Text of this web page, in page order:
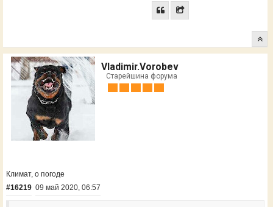
Vladimir.Vorobev
Старейшина форума
Климат, о погоде
#16219 09 май 2020, 06:57